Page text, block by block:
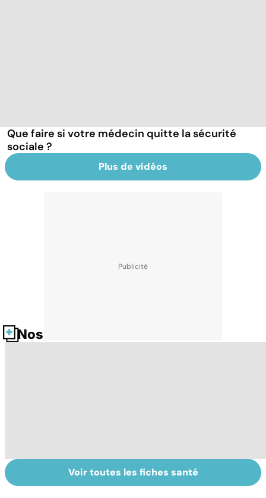
Que faire si votre médecin quitte la sécurité
sociale ?
Plus de vidéos
Nos fiches santé
Laboratoires,
bienfaiteurs ou
Tout savoir sur
les infections
Voir toutes les fiches santé